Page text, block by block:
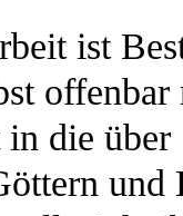
ist
die